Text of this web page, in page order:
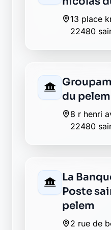
13 place
22480
du pelem
8 r henri
22480
La
Poste
pelem
2 rue de